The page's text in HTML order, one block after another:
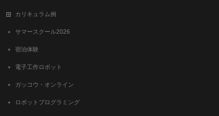
カリキュラム例
サマースクール2026
宿泊体験
電子工作ロボット
ガッコウ・オンライン
ロボットプログラミング